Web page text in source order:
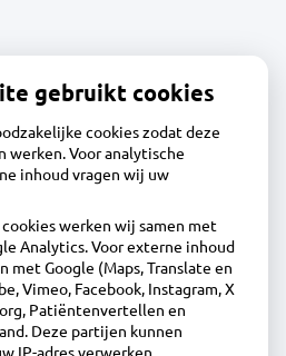
Alkmaar
gebruikt cookies
cookies zodat deze
werken. Voor analytische
inhoud vragen wij uw
werken wij samen met
Analytics. Voor externe inhoud
met Google (Maps, Translate en
Vimeo, Facebook, Instagram, X
Patiëntenvertellen en
Deze partijen kunnen
IP-adres verwerken.